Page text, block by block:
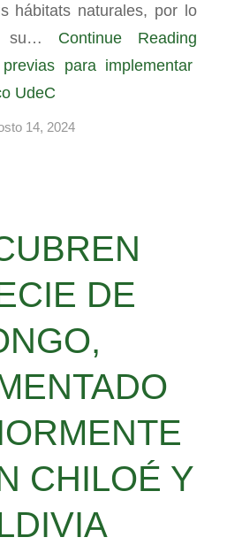
hábitats naturales, por lo
su… Continue Reading
para implementar
UdeC
14, 2024
DE
CHILOÉ Y